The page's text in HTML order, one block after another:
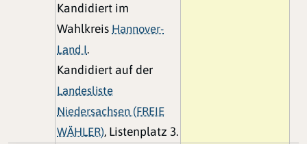
Kandidiert im
Wahlkreis Hannover-
Land I.
Kandidiert auf der
Landesliste
Niedersachsen (FREIE
WÄHLER), Listenplatz 3.